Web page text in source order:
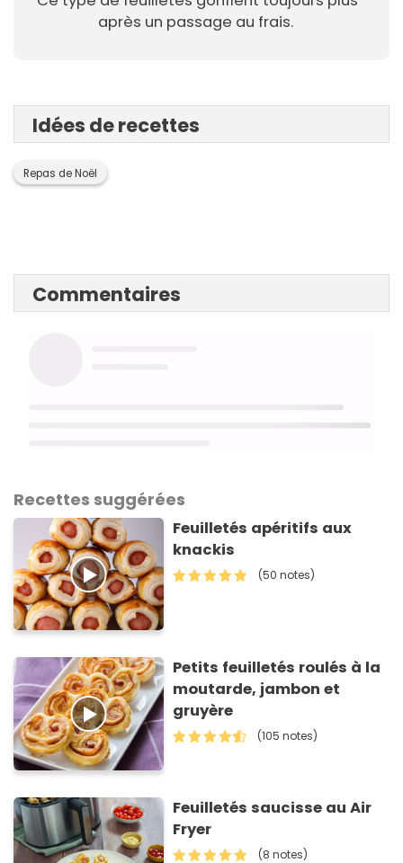
après un passage au frais.
Idées de recettes
Repas de Noël
Commentaires
Recettes suggérées
Feuilletés apéritifs aux
knackis
(50 notes)
Petits feuilletés roulés à la
moutarde, jambon et
gruyère
(105 notes)
Feuilletés saucisse au Air
Fryer
(8 notes)